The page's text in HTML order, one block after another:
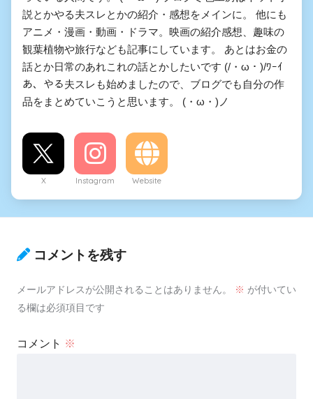
説とかやる夫スレとかの紹介・感想をメインに。 他にも
アニメ・漫画・動画・ドラマ。映画の紹介感想、趣味の
観葉植物や旅行なども記事にしています。 あとはお金の
話とか日常のあれこれの話とかしたいです (/・ω・)/ﾜｰｲ
あ、やる夫スレも始めましたので、ブログでも自分の作
品をまとめていこうと思います。 (・ω・)ノ
X Instagram Website
コメントを残す
メールアドレスが公開されることはありません。 ※ が付いてい
る欄は必須項目です
コメント ※